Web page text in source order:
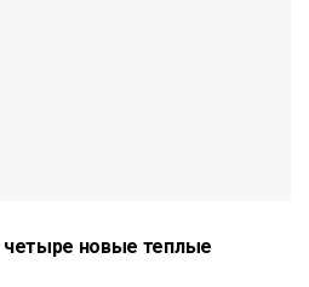
четыре новые теплые